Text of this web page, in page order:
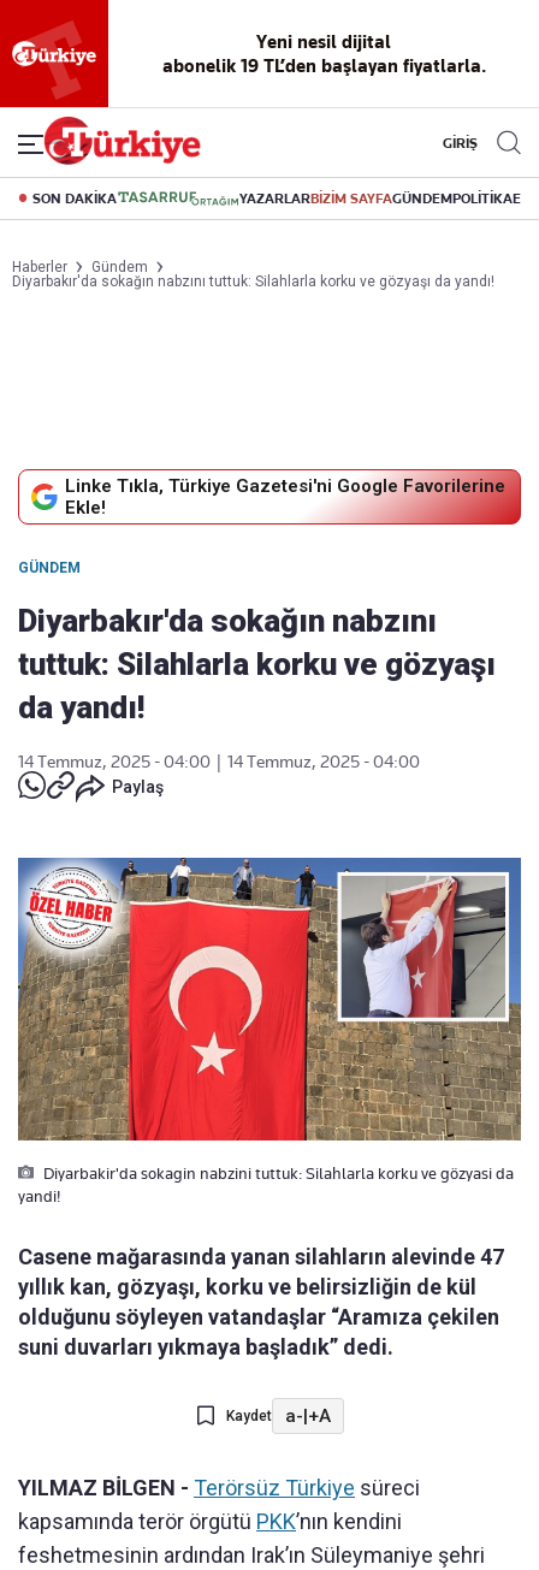
Yeni nesil dijital
abonelik 19 TL’den başlayan fiyatlarla.
GİRİŞ
SON DAKİKA YAZARLARBİZİM SAYFAGÜNDEMPOLİTİKA
Haberler
Gündem
Diyarbakır'da sokağın nabzını tuttuk: Silahlarla korku ve gözyaşı da yandı!
Linke Tıkla, Türkiye Gazetesi'ni Google Favorilerine
Ekle!
GÜNDEM
Diyarbakır'da sokağın nabzını
tuttuk: Silahlarla korku ve gözyaşı
da yandı!
14 Temmuz, 2025 - 04:00
14 Temmuz, 2025 - 04:00
Paylaş
Diyarbakir'da sokagin nabzini tuttuk: Silahlarla korku ve gözyasi da
yandi!
Casene mağarasında yanan silahların alevinde 47
yıllık kan, gözyaşı, korku ve belirsizliğin de kül
olduğunu söyleyen vatandaşlar “Aramıza çekilen
suni duvarları yıkmaya başladık” dedi.
Kaydet a-|+A
YILMAZ BİLGEN - Terörsüz Türkiye süreci
kapsamında terör örgütü PKK’nın kendini
feshetmesinin ardından Irak’ın Süleymaniye şehri